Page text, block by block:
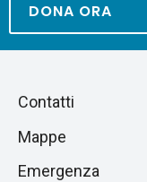
DONA ORA
Salta
sezione
Piè
di
pagina
Contatti
Mappe
Emergenza